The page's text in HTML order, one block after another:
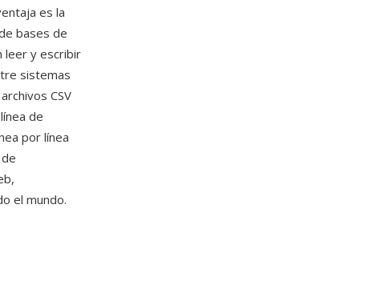
es la
bases de
leer y escribir
sistemas
CSV
de
por línea
el mundo.